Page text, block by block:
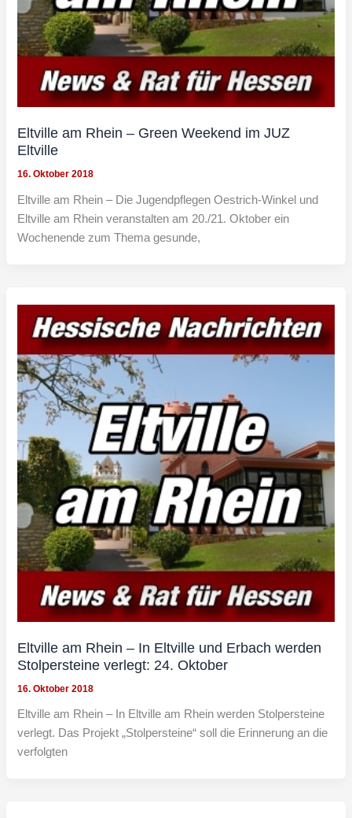
Eltville am Rhein – Green Weekend im JUZ
Eltville
16. Oktober 2018
Eltville am Rhein – Die Jugendpflegen Oestrich-Winkel und
Eltville am Rhein veranstalten am 20./21. Oktober ein
Wochenende zum Thema gesunde,
Eltville am Rhein – In Eltville und Erbach werden
Stolpersteine verlegt: 24. Oktober
16. Oktober 2018
Eltville am Rhein – In Eltville am Rhein werden Stolpersteine
verlegt. Das Projekt „Stolpersteine“ soll die Erinnerung an die
verfolgten